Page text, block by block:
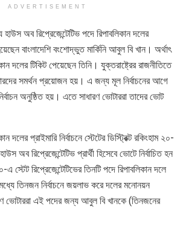
ADVERTISEMENT
হাউস অব রিপ্রেজেন্টেটিভ পদে রিপাবলিকান দলের
বাংলাদেশি বংশোদ্ভুত মার্কিনি আবুল বি খান। অর্থাৎ
দলের টিকিট পেয়েছেন তিনি। যুক্তরাষ্ট্রের রাজনীতিতে
সমর্থন প্রয়োজন হয়। এ জন্য মূল নির্বাচনের আগে
অনুষ্ঠিত হয়। এতে সাধারণ ভোটাররা তাদের ভোট
দলের প্রাইমারি নির্বাচনে স্টেটের ডিস্ট্রিক্ট রকিংহাম ২০-
অব রিপ্রেজেন্টেটিভ প্রার্থী হিসেবে ভোটে নির্বাচিত হন
স্টেট রিপ্রেজেন্টেটিভের তিনটি পদে রিপাবলিকান দলে
তিনজন নির্বাচনে জয়লাভ করে দলের মনোনয়ন
ভোটাররা এই পদের জন্য আবুল বি খানকে (তিনজনের